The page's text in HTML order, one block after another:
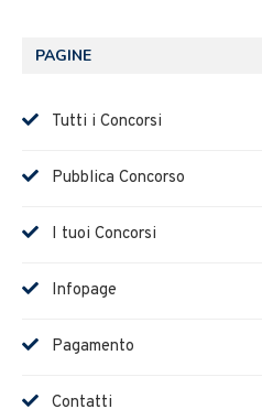
PAGINE
Tutti i Concorsi
Pubblica Concorso
I tuoi Concorsi
Infopage
Pagamento
Contatti